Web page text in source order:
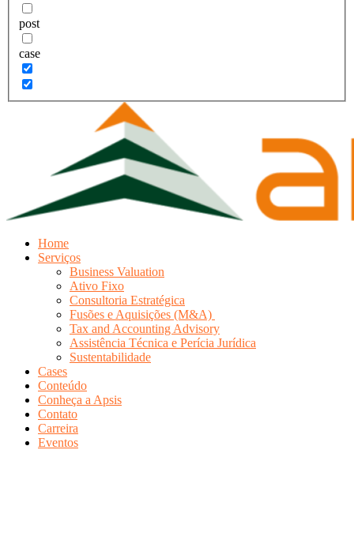
post
case
Home
Serviços
Business Valuation
Ativo Fixo
Consultoria Estratégica
Fusões e Aquisições (M&A)
Tax and Accounting Advisory
Assistência Técnica e Perícia Jurídica
Sustentabilidade
Cases
Conteúdo
Conheça a Apsis
Contato
Carreira
Eventos